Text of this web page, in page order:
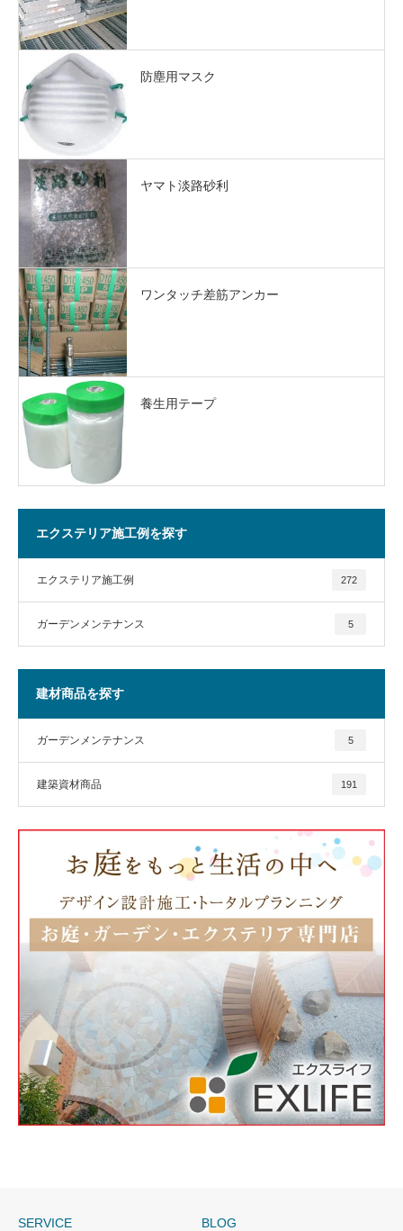
防塵用マスク
ヤマト淡路砂利
ワンタッチ差筋アンカー
養生用テープ
エクステリア施工例を探す
エクステリア施工例 272
ガーデンメンテナンス 5
建材商品を探す
ガーデンメンテナンス 5
建築資材商品 191
SERVICE BLOG